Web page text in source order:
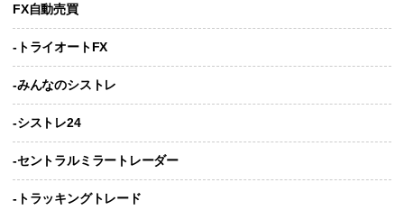
FX自動売買
-トライオートFX
-みんなのシストレ
-シストレ24
-セントラルミラートレーダー
-トラッキングトレード